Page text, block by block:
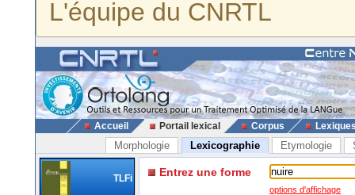
L'équipe du CNRTL
Accueil Portail lexical Corpus
Morphologie Lexicographie Etymologie
TLFi Entrez une forme
options d'affichage